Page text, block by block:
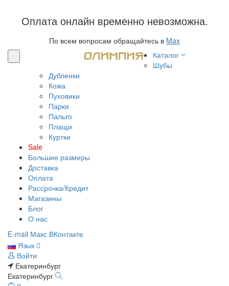
Оплата онлайн временно невозможна.
По всем вопросам обращайтесь в Max
Каталог
Шубы
Дубленки
Кожа
Пуховики
Парки
Пальто
Плащи
Куртки
Sale
Большие размеры
Доставка
Оплата
Рассрочка/Кредит
Магазины
Блог
О нас
E-mail Макс ВКонтакте
Язык
Войти
Екатеринбург
Екатеринбург